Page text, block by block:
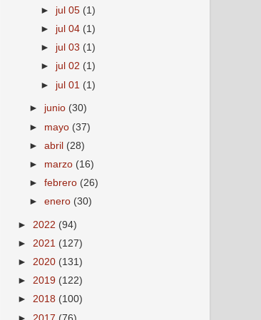
► jul 05 (1)
► jul 04 (1)
► jul 03 (1)
► jul 02 (1)
► jul 01 (1)
► junio (30)
► mayo (37)
►abril (28)
► marzo (16)
►febrero (26)
►enero (30)
► 2022 (94)
► 2021 (127)
► 2020 (131)
► 2019 (122)
► 2018 (100)
► 2017 (76)